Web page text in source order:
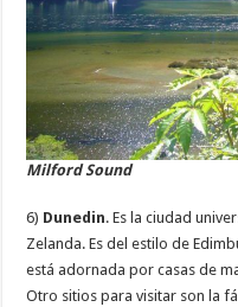
Milford Sound
6) Dunedin. Es la ciudad
Zelanda. Es del estilo de
está adornada por casas de
Otro sitios para visitar son la